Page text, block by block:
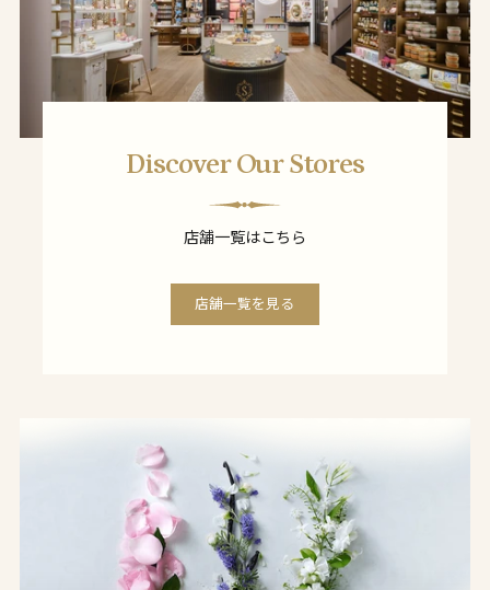
Discover Our Stores
店舗一覧はこちら
店舗一覧を見る